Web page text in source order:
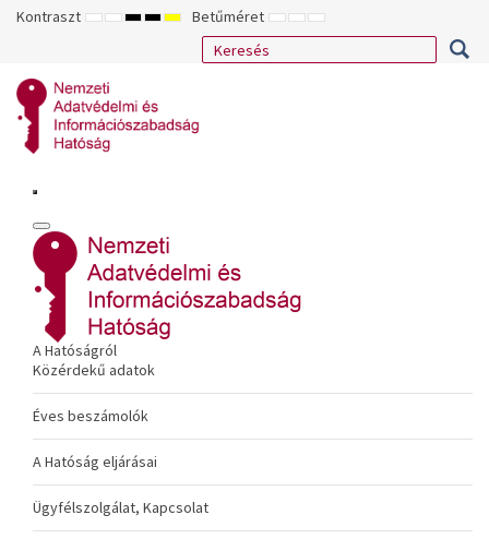
Kontraszt ALAPÉRTELMEZETT
ÉJSZAKAI
NAGY
KONTRASZTÚ
NAGY
KONTRASZTÚ
NAGY
KONTRASZTÚ
SÁRGA
FEKETE
Betűméret KISEBB
BETŰTÍPUS
ALAPÉRTELMEZETT
BETŰMÉRET
NAGYOBB
BETŰMÉRET
A Hatóságról
Közérdekű adatok
Éves beszámolók
A Hatóság eljárásai
Ügyfélszolgálat, Kapcsolat